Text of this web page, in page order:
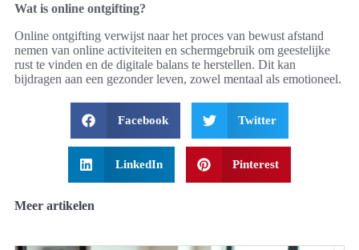
Wat is online ontgifting?
Online ontgifting verwijst naar het proces van bewust afstand
nemen van online activiteiten en schermgebruik om geestelijke
rust te vinden en de digitale balans te herstellen. Dit kan
bijdragen aan een gezonder leven, zowel mentaal als emotioneel.
Facebook Twitter
LinkedIn Pinterest
Meer artikelen